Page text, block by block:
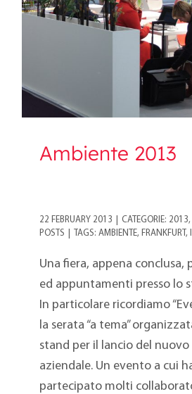
Ambiente 2013
22 FEBRUARY 2013 CATEGORIE: 2013,
POSTS
TAGS: AMBIENTE, FRANKFURT ,
Una fiera, appena conclusa,
ed appuntamenti presso lo
In particolare ricordiamo
la serata “a tema”
stand per il lancio del
aziendale. Un evento a cui
partecipato molti